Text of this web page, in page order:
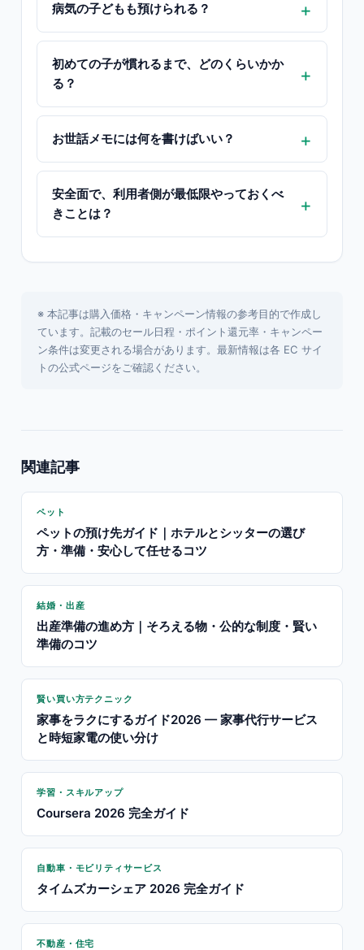
病気の子どもも預けられる？
初めての子が慣れるまで、どのくらいかか
る？
お世話メモには何を書けばいい？
安全面で、利用者側が最低限やっておくべ
きことは？
※ 本記事は購入価格・キャンペーン情報の参考目的で作成し
ています。記載のセール日程・ポイント還元率・キャンペー
ン条件は変更される場合があります。最新情報は各 EC サイ
トの公式ページをご確認ください。
関連記事
ペット
ペットの預け先ガイド｜ホテルとシッターの選び
方・準備・安心して任せるコツ
結婚・出産
出産準備の進め方｜そろえる物・公的な制度・賢い
準備のコツ
賢い買い方テクニック
家事をラクにするガイド2026 — 家事代行サービス
と時短家電の使い分け
学習・スキルアップ
Coursera 2026 完全ガイド
自動車・モビリティサービス
タイムズカーシェア 2026 完全ガイド
不動産・住宅